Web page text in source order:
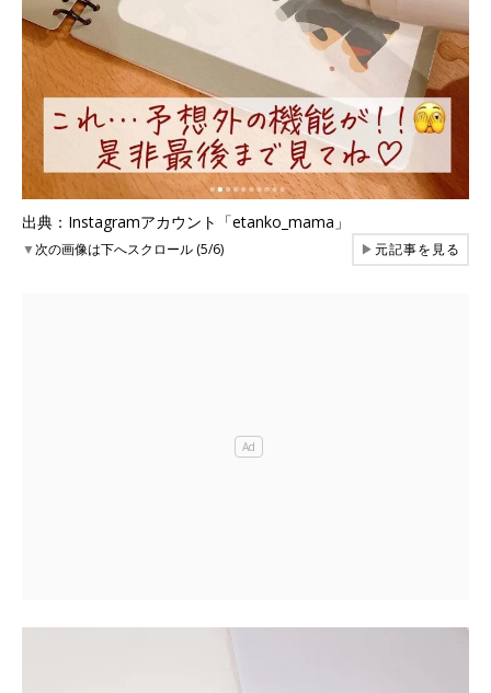
出典：Instagramアカウント「etanko_mama」
▼次の画像は下へスクロール (5/6) ▶元記事を見る